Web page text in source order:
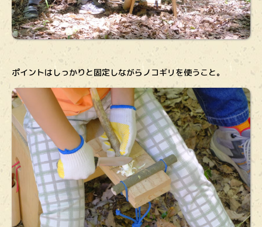
ポイントはしっかりと固定しながらノコギリを使うこと。